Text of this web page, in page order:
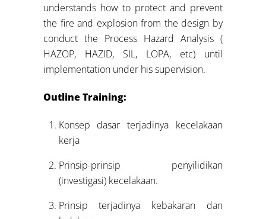
understands how to protect and prevent
the fire and explosion from the design by
conduct the Process Hazard Analysis (
HAZOP, HAZID, SIL, LOPA, etc) until
implementation under his supervision.
Outline Training:
Konsep dasar terjadinya kecelakaan
kerja
Prinsip-prinsip penyilidikan
(investigasi) kecelakaan.
Prinsip terjadinya kebakaran dan